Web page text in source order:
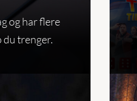
og har flere
du trenger.